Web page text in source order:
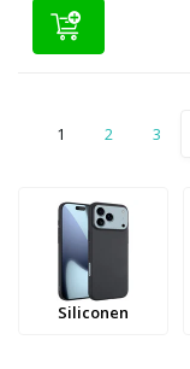
1 2 3
Siliconen